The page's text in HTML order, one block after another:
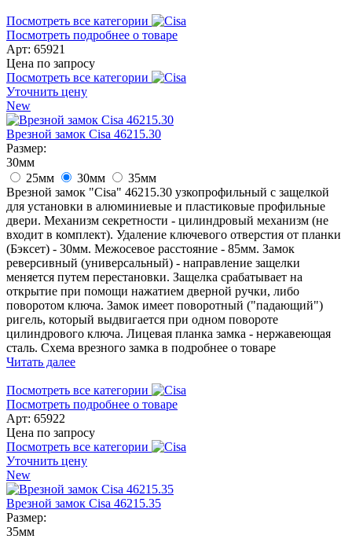
Посмотреть все категории
Посмотреть подробнее о товаре
Арт: 65921
Цена по запросу
Посмотреть все категории
Уточнить цену
New
Врезной замок Cisa 46215.30
Размер:
30мм
25мм
30мм
35мм
Врезной замок "Cisa" 46215.30 узкопрофильный с защелкой
для установки в алюминиевые и пластиковые профильные
двери. Механизм секретности - цилиндровый механизм (не
входит в комплект). Удаление ключевого отверстия от планки
(Бэксет) - 30мм. Межосевое расстояние - 85мм. Замок
реверсивный (универсальный) - направление защелки
меняется путем перестановки. Защелка срабатывает на
открытие при помощи нажатием дверной ручки, либо
поворотом ключа. Замок имеет поворотный ("падающий")
ригель, который выдвигается при одном повороте
цилиндрового ключа. Лицевая планка замка - нержавеющая
сталь. Схема врезного замка в подробнее о товаре
Читать далее
Посмотреть все категории
Посмотреть подробнее о товаре
Арт: 65922
Цена по запросу
Посмотреть все категории
Уточнить цену
New
Врезной замок Cisa 46215.35
Размер:
35мм